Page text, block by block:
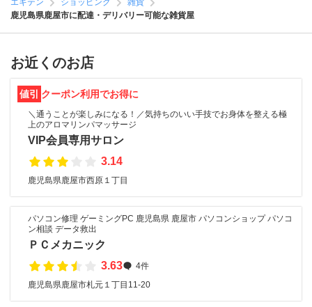
エキテン ショッピング
雑貨
鹿児島県鹿屋市に配達・デリバリー可能な雑貨屋
お近くのお店
値引 クーポン利用でお得に
＼通うことが楽しみになる！／気持ちのいい手技でお身体を整える極
上のアロマリンパマッサージ
VIP会員専用サロン
3.14
鹿児島県鹿屋市西原１丁目
パソコン修理 ゲーミングPC 鹿児島県 鹿屋市 パソコンショップ パソコ
ン相談 データ救出
ＰＣメカニック
3.63
4件
鹿児島県鹿屋市札元１丁目11-20